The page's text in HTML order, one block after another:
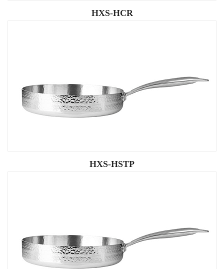
HXS-HCR
HXS-HSTP